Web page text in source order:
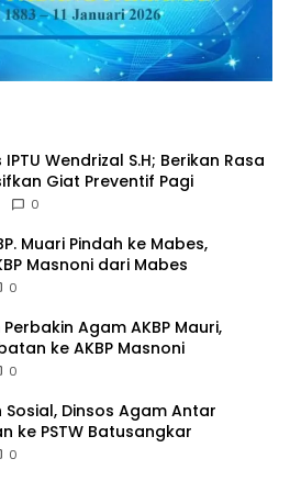
Wendrizal S.H; Berikan Rasa
Giat Preventif Pagi
0
Muari Pindah ke Mabes,
Masnoni dari Mabes
0
Agam AKBP Mauri,
ke AKBP Masnoni
0
Sosial, Dinsos Agam Antar
ke PSTW Batusangkar
0